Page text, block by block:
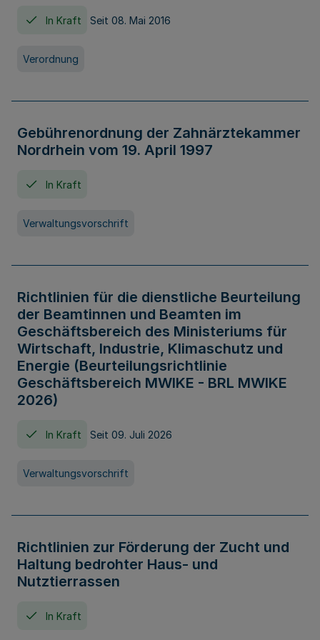
In Kraft Seit 08. Mai 2016
Verordnung
Gebührenordnung der Zahnärztekammer
Nordrhein vom 19. April 1997
In Kraft
Verwaltungsvorschrift
Richtlinien für die dienstliche Beurteilung
der Beamtinnen und Beamten im
Geschäftsbereich des Ministeriums für
Wirtschaft, Industrie, Klimaschutz und
Energie (Beurteilungsrichtlinie
Geschäftsbereich MWIKE - BRL MWIKE
2026)
In Kraft Seit 09. Juli 2026
Verwaltungsvorschrift
Richtlinien zur Förderung der Zucht und
Haltung bedrohter Haus- und
Nutztierrassen
In Kraft